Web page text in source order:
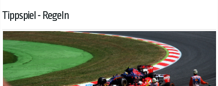
Tippspiel - Regeln